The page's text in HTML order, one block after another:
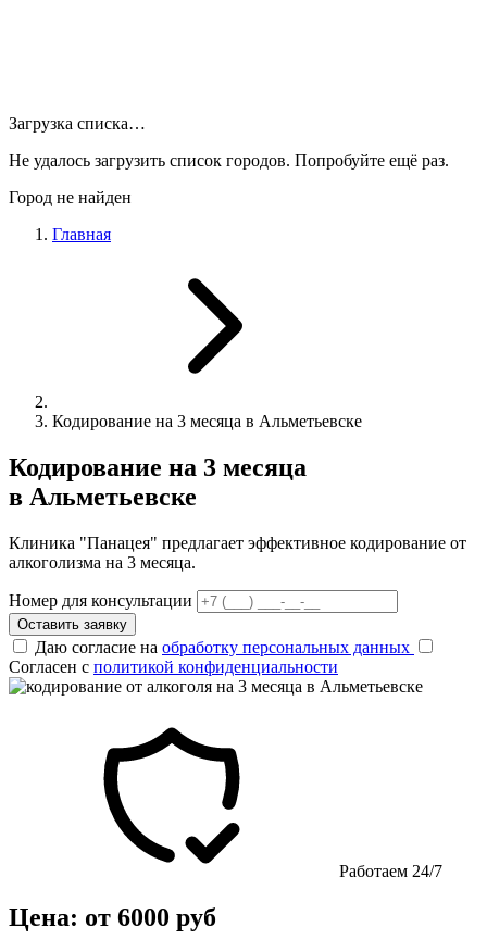
Загрузка списка…
Не удалось загрузить список городов. Попробуйте ещё раз.
Город не найден
Главная
Кодирование на 3 месяца в Альметьевске
Кодирование на 3 месяца
в Альметьевске
Клиника "Панацея" предлагает эффективное кодирование от
алкоголизма на 3 месяца.
Номер для консультации
Оставить заявку
Даю согласие на обработку персональных данных
Согласен с политикой конфиденциальности
Работаем 24/7
Цена: от 6000 руб